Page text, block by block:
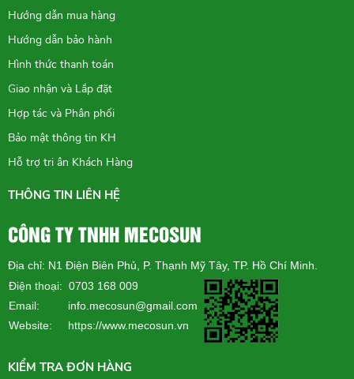
Hướng dẫn mua hàng
Hướng dẫn bảo hành
Hình thức thanh toán
Giao nhận và Lắp đặt
Hợp tác và Phân phối
Bảo mật thông tin KH
Hỗ trợ tri ân Khách Hàng
THÔNG TIN LIÊN HỆ
CÔNG TY TNHH MECOSUN
Địa chỉ: N1 Điện Biên Phủ, P. Thạnh Mỹ Tây, TP. Hồ Chí Minh.
Điện thoại: 0703 168 009
Email: info.mecosun@gmail.com
Website: https://www.mecosun.vn
KIỂM TRA ĐƠN HÀNG